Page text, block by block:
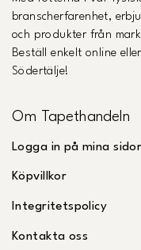
branscherfarenhet,
och produkter från
Beställ enkelt online
Södertälje!
Om Tapethandeln
Logga in på mina sidor
Köpvillkor
Integritetspolicy
Kontakta oss